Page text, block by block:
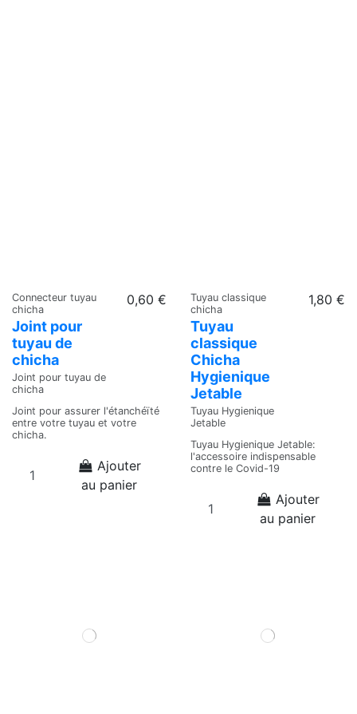
Connecteur tuyau
chicha
Joint pour
tuyau de
chicha
Joint pour tuyau de
chicha
0,60 €
Joint pour assurer l'étanchéïté
entre votre tuyau et votre
chicha.
Ajouter
au panier
Tuyau classique
chicha
Tuyau
classique
Chicha
Hygienique
Jetable
Tuyau Hygienique
Jetable
1,80 €
Tuyau Hygienique Jetable:
l'accessoire indispensable
contre le Covid-19
Ajouter
au panier